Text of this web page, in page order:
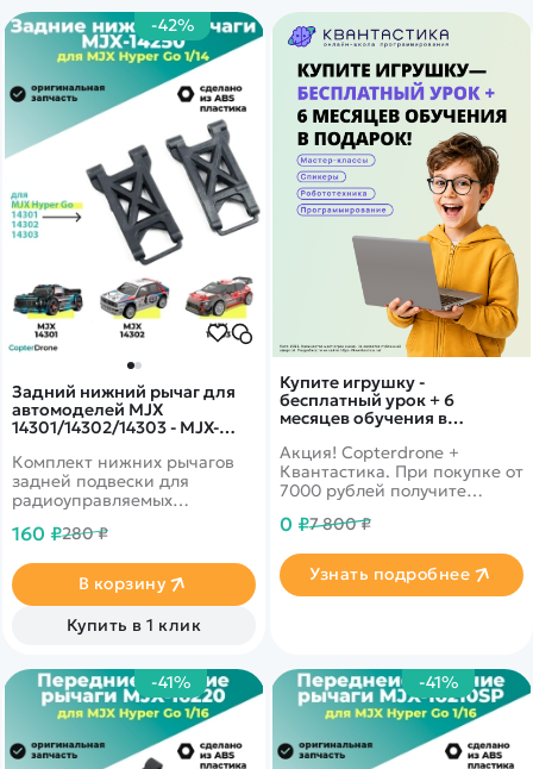
Купите игрушку -
бесплатный урок + 6
месяцев обучения в
Акция! Copterdrone +
Квантастика. При покупке от
7000 рублей получите
нашего партнера
0 ₽7 800 ₽
Узнать подробнее
-42%
Задний нижний рычаг для
автомоделей MJX
14301/14302/14303 - MJX-
Комплект нижних рычагов
задней подвески для
радиоуправляемых
14301, 14302, 14303 масштаба
160 ₽280 ₽
В корзину
Купить в 1 клик
-41% -41%